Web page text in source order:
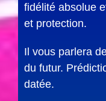
fidélité absolue
et protection.
Il vous parlera
du futur.
datée.